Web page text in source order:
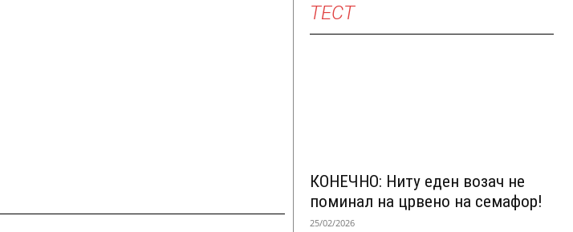
ТЕСТ
КОНЕЧНО: Ниту еден возач не
поминал на црвено на семафор!
25/02/2026